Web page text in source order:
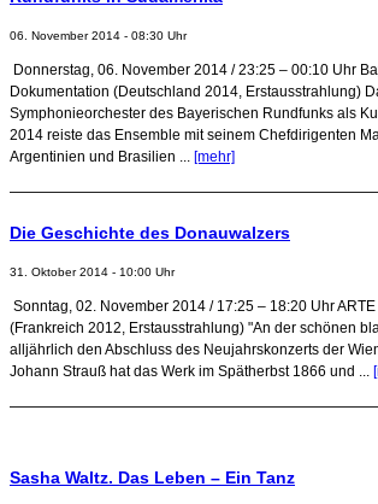
06. November 2014 - 08:30 Uhr
Donnerstag, 06. November 2014 / 23:25 – 00:10 Uhr
Dokumentation (Deutschland 2014, Erstausstrahlung)
Symphonieorchester des Bayerischen Rundfunks als
2014 reiste das Ensemble mit seinem Chefdirigenten
Argentinien und Brasilien ... [mehr]
Die Geschichte des Donauwalzers
31. Oktober 2014 - 10:00 Uhr
Sonntag, 02. November 2014 / 17:25 – 18:20 Uhr
(Frankreich 2012, Erstausstrahlung) "An der schönen
alljährlich den Abschluss des Neujahrskonzerts der
Johann Strauß hat das Werk im Spätherbst 1866 und ...
Sasha Waltz. Das Leben – Ein Tanz